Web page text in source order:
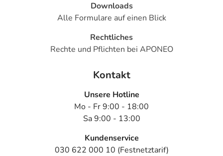
Downloads
Alle Formulare auf einen Blick
Rechtliches
Rechte und Pflichten bei APONEO
Kontakt
Unsere Hotline
Mo - Fr 9:00 - 18:00
Sa 9:00 - 13:00
Kundenservice
030 622 000 10 (Festnetztarif)